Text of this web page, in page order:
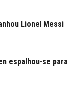
Lionel Messi
espalhou-se para